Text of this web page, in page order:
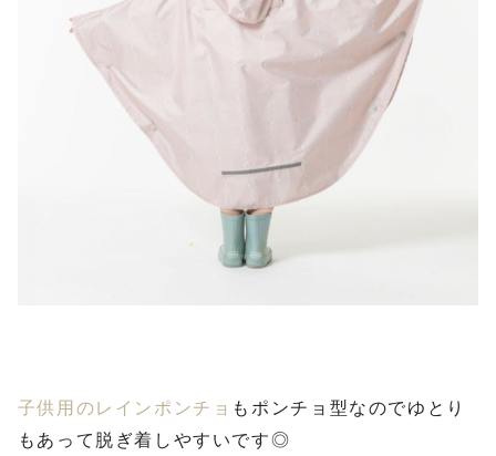
子供用のレ インポンチョ もポンチョ型なのでゆとり
もあって脱ぎ着しやすいです◎